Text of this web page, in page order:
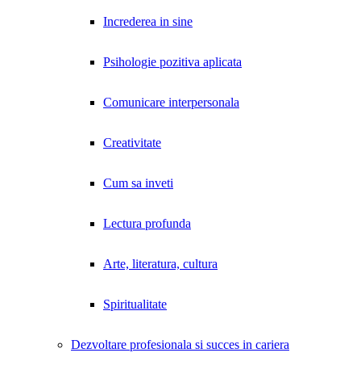
Increderea in sine
Psihologie pozitiva aplicata
Comunicare interpersonala
Creativitate
Cum sa inveti
Lectura profunda
Arte, literatura, cultura
Spiritualitate
Dezvoltare profesionala si succes in cariera